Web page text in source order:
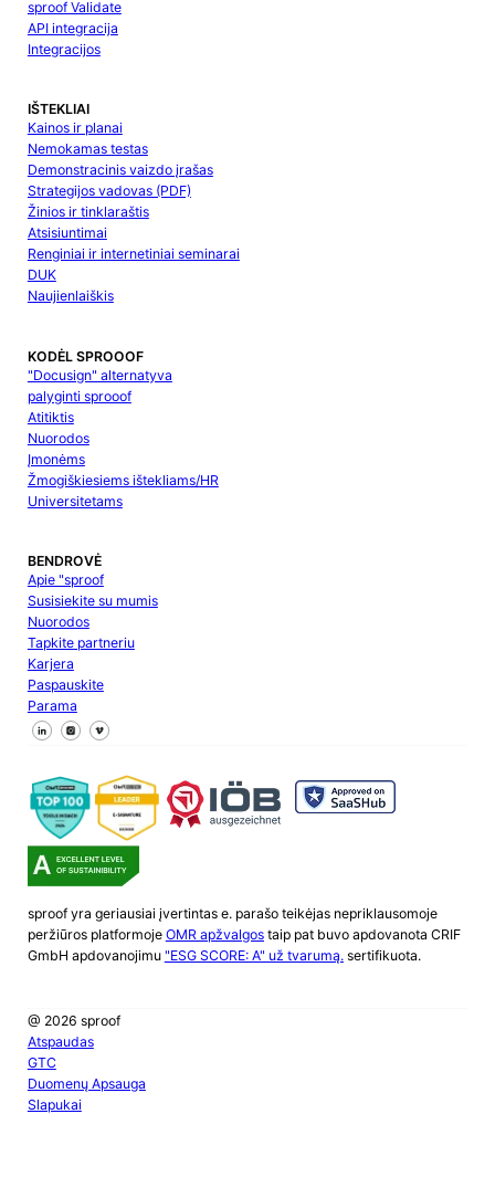
sproof Validate
API integracija
Integracijos
IŠTEKLIAI
Kainos ir planai
Nemokamas testas
Demonstracinis vaizdo įrašas
Strategijos vadovas (PDF)
Žinios ir tinklaraštis
Atsisiuntimai
Renginiai ir internetiniai seminarai
DUK
Naujienlaiškis
KODĖL SPROOOF
"Docusign" alternatyva
palyginti sprooof
Atitiktis
Nuorodos
Įmonėms
Žmogiškiesiems ištekliams/HR
Universitetams
BENDROVĖ
Apie "sproof
Susisiekite su mumis
Nuorodos
Tapkite partneriu
Karjera
Paspauskite
Parama
Sekite mus "Facebook
Sekite mus X
Sekite mus "LinkedIn
sproof yra geriausiai įvertintas e. parašo teikėjas nepriklausomoje
peržiūros platformoje OMR apžvalgostaip pat buvo apdovanota CRIF
GmbH apdovanojimu "ESG SCORE: A" už tvarumą.sertifikuota.
@ 2026 sproof
Atspaudas
GTC
Duomenų Apsauga
Slapukai